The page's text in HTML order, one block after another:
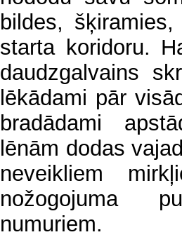
bildes,
starta koridoru.
daudzgalvains
lēkādami pār
bradādami
lēnām dodas
neveikliem
nožogojuma
numuriem.